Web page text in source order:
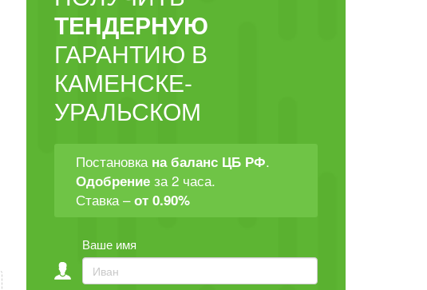
ТЕНДЕРНУЮ
ГАРАНТИЮ В
КАМЕНСКЕ-
УРАЛЬСКОМ
Постановка на баланс ЦБ РФ.
Одобрение за 2 часа.
Ставка –от 0.90%
Ваше имя